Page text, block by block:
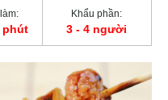
phút
Khẩu phần:
3 - 4 người